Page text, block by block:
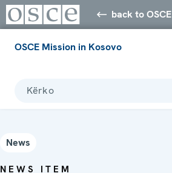
back to OSCE
OSCE Mission in Kosovo
Kërko
News
NEWS ITEM